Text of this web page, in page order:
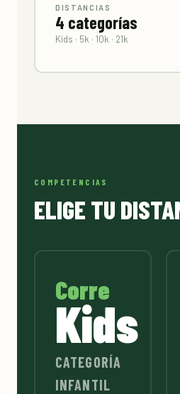
DISTANCIAS
4 categorías
Kids · 5k · 10k · 21k
COMPETENCIAS
ELIGE TU
Corre
Kids
CATEGORÍA
INFANTIL